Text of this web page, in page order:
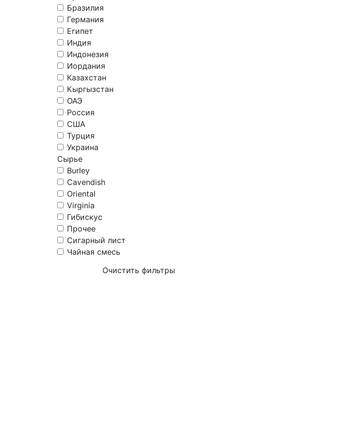
Бразилия
Германия
Египет
Индия
Индонезия
Иордания
Казахстан
Кыргызстан
ОАЭ
Россия
США
Турция
Украина
Сырье
Burley
Cavendish
Oriental
Virginia
Гибискус
Прочее
Сигарный лист
Чайная смесь
Очистить фильтры